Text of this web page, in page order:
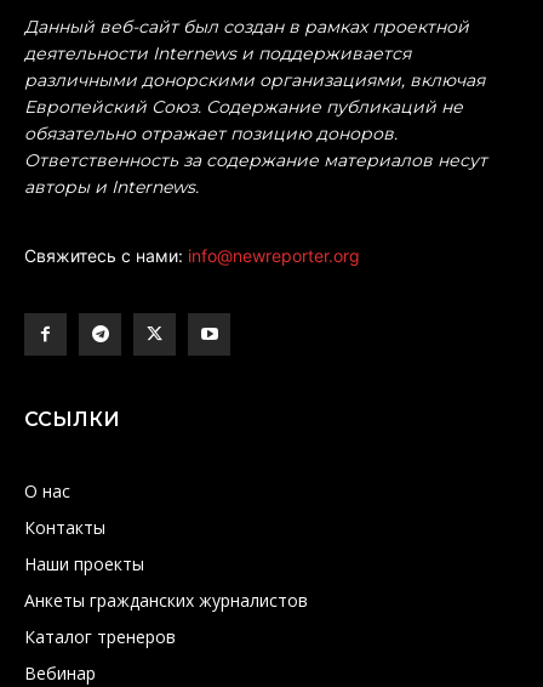
Данный веб-сайт был создан в рамках проектной
деятельности Internews и поддерживается
различными донорскими организациями, включая
Европейский Союз. Содержание публикаций не
обязательно отражает позицию доноров.
Ответственность за содержание материалов несут
авторы и Internews.
Свяжитесь с нами: info@newreporter.org
ССЫЛКИ
О нас
Контакты
Наши проекты
Анкеты гражданских журналистов
Каталог тренеров
Вебинар